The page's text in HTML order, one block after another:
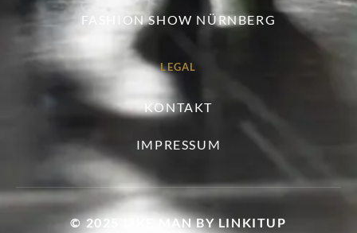
FASHION SHOW NÜRNBERG
LEGAL
KONTAKT
IMPRESSUM
© 2025 LIKE MAN BY LINKITUP